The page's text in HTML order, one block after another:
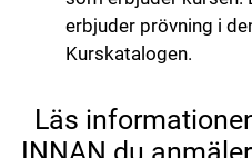
erbjuder prövning i
Kurskatalogen.
Läs